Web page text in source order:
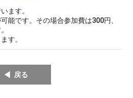
ます。
能です。その場合参加費は300円、
す。
戻る